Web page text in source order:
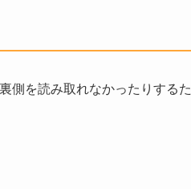
側を読み取れなかったりするた